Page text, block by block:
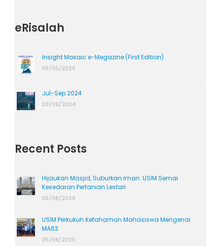
eRisalah
Insight Mosaic e-Megazine (First Edition)
06/05/2026
Jul-Sep 2024
03/09/2024
Recent Posts
Hijaukan Masjid, Suburkan Iman: USIM Semai
Kesedaran Pertanian Lestari
05/08/2026
USIM Perkukuh Kefahaman Mahasiswa Mengenai
MA63
05/08/2026